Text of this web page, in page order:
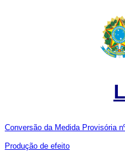
Conversão da Medida Provisória
Produção de efeito